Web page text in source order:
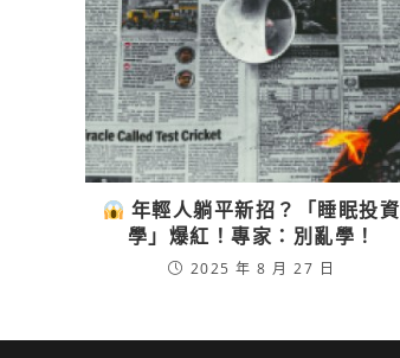
年輕人躺平新招？「睡眠投資
學」爆紅！專家：別亂學！
2025 年 8 月 27 日